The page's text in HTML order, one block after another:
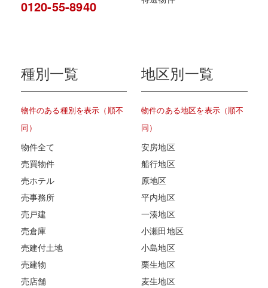
0120-55-8940
種別一覧
物件のある種別を表示（順不
同）
物件全て
売買物件
売ホテル
売事務所
売戸建
売倉庫
売建付土地
売建物
売店舗
地区別一覧
物件のある地区を表示（順不
同）
安房地区
船行地区
原地区
平内地区
一湊地区
小瀬田地区
小島地区
栗生地区
麦生地区